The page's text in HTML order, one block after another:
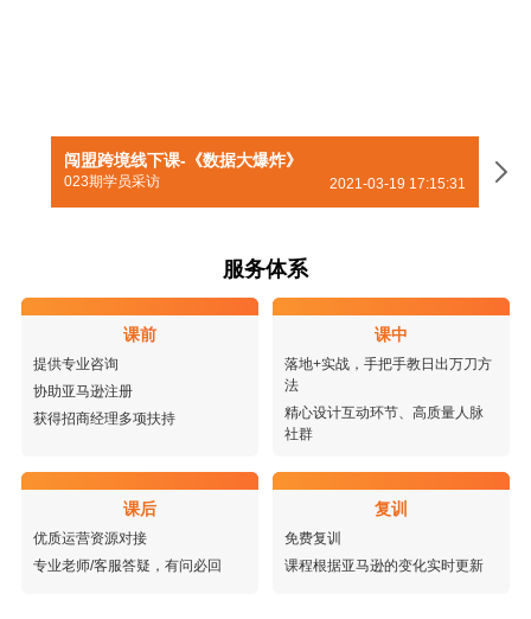
闯盟跨境线下课-《数据大爆炸》
023期学员采访 2021-03-19 17:15:31
服务体系
课前
提供专业咨询
协助亚马逊注册
获得招商经理多项扶持
课中
落地+实战，手把手教日出万刀方
法
精心设计互动环节、高质量人脉
社群
课后
优质运营资源对接
专业老师/客服答疑，有问必回
复训
免费复训
课程根据亚马逊的变化实时更新